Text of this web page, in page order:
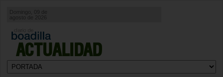
ACTUALIDAD
Domingo, 09 de
agosto de 2026